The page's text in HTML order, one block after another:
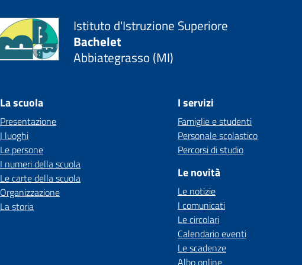
Istituto d'Istruzione Superiore
Bachelet
Abbiategrasso (MI)
La scuola
Presentazione
I luoghi
Le persone
I numeri della scuola
Le carte della scuola
Organizzazione
La storia
I servizi
Famiglie e studenti
Personale scolastico
Percorsi di studio
Le novità
Le notizie
I comunicati
Le circolari
Calendario eventi
Le scadenze
Albo online